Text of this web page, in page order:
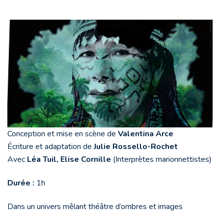
Conception et mise en scène de Valentina Arce
Écriture et adaptation deJulie Rossello-Rochet
Avec Léa Tuil, Elise Cornille (Interprètes marionnettistes)
Durée : 1h
Dans un univers mêlant théâtre d’ombres et images